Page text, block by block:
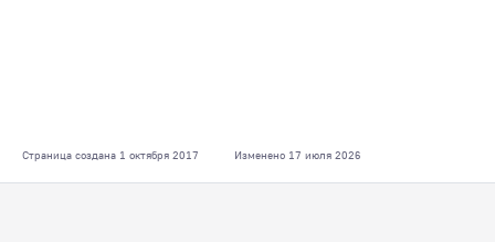
Страница создана 1 октября 2017 Изменено 17 июля 2026